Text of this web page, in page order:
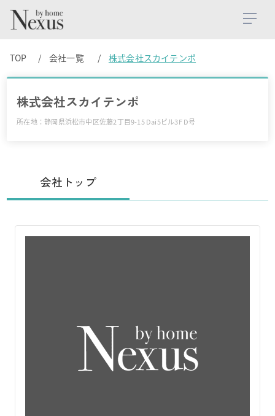
TOP 会社一覧 株式会社スカイテンポ
株式会社スカイテンポ
所在地：静岡県浜松市中区佐藤2丁目9-15 Dai5ビル3F D号
会社トップ